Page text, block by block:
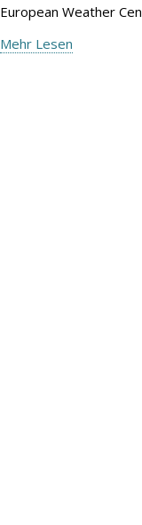
European Weather
Mehr Lesen